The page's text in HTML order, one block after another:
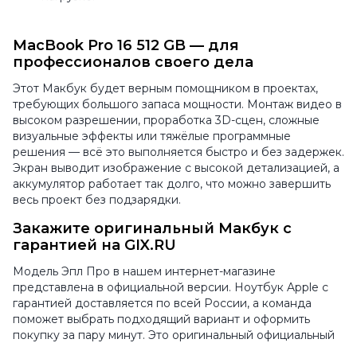
MacBook Pro 16 512 GB — для
профессионалов своего дела
Этот Макбук будет верным помощником в проектах,
требующих большого запаса мощности. Монтаж видео в
высоком разрешении, проработка 3D-сцен, сложные
визуальные эффекты или тяжёлые программные
решения — всё это выполняется быстро и без задержек.
Экран выводит изображение с высокой детализацией, а
аккумулятор работает так долго, что можно завершить
весь проект без подзарядки.
Закажите оригинальный Макбук с
гарантией на GIX.RU
Модель Эпл Про в нашем интернет-магазине
представлена в официальной версии. Ноутбук Apple с
гарантией доставляется по всей России, а команда
поможет выбрать подходящий вариант и оформить
покупку за пару минут. Это оригинальный официальный